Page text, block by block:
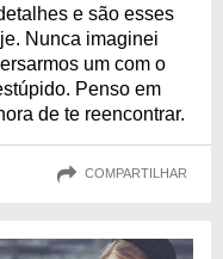
e são esses
Nunca imaginei
um com o
Penso em
de te reencontrar.
COMPARTILHAR